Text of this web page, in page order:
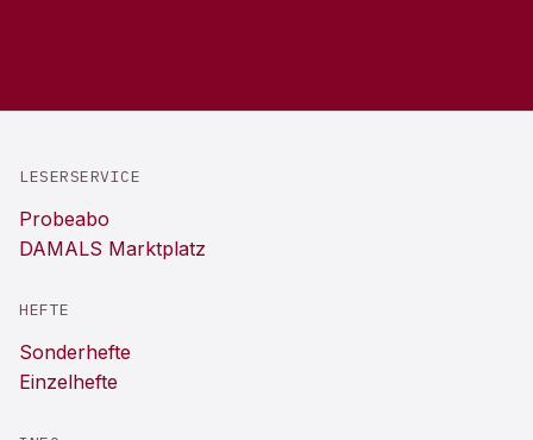
LESERSERVICE
Probeabo
DAMALS Marktplatz
HEFTE
Sonderhefte
Einzelhefte